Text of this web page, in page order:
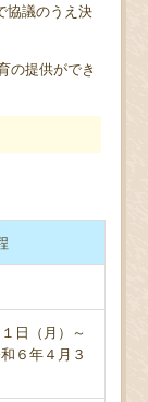
協議のうえ決
の提供ができ
日（月）～
４月３